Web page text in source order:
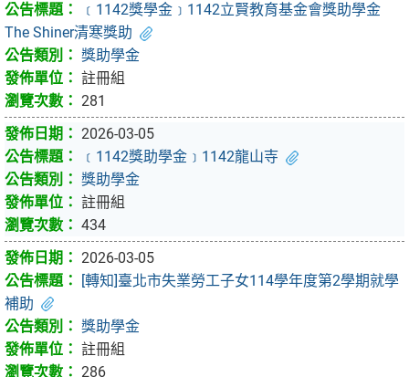
﹝1142獎學金﹞1142立賢教育基金會獎助學金
The Shiner清寒獎助
獎助學金
註冊組
281
2026-03-05
﹝1142獎助學金﹞1142龍山寺
獎助學金
註冊組
434
2026-03-05
[轉知]臺北市失業勞工子女114學年度第2學期就學
補助
獎助學金
註冊組
286